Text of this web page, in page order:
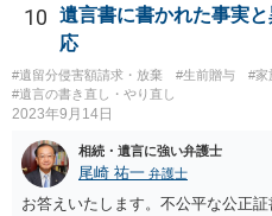
です。客観的な基準もありません
することはできますか。 →分割を
ないということでしょうか。遺言
と拒否することはできます。理由を
10
遺言書に書かれた事実
応
#遺留分侵害額請求・放棄 #生前贈与
#家
#遺言の書き直し・やり直し
2023年9月14日
相続・遺言に強い弁護士
尾崎 祐一 弁護士
お答えいたします。不公平な公正